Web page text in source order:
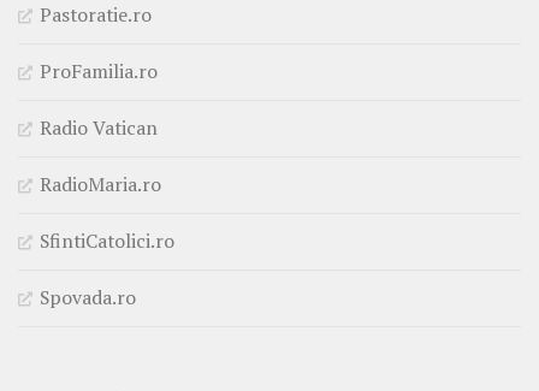
Pastoratie.ro
ProFamilia.ro
Radio Vatican
RadioMaria.ro
SfintiCatolici.ro
Spovada.ro